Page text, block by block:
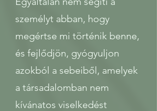
személyt abban, hogy
megértse mi történik benne,
és fejlődjön, gyógyuljon
azokból a sebeiből, amelyek
a társadalomban nem
kívánatos viselkedést